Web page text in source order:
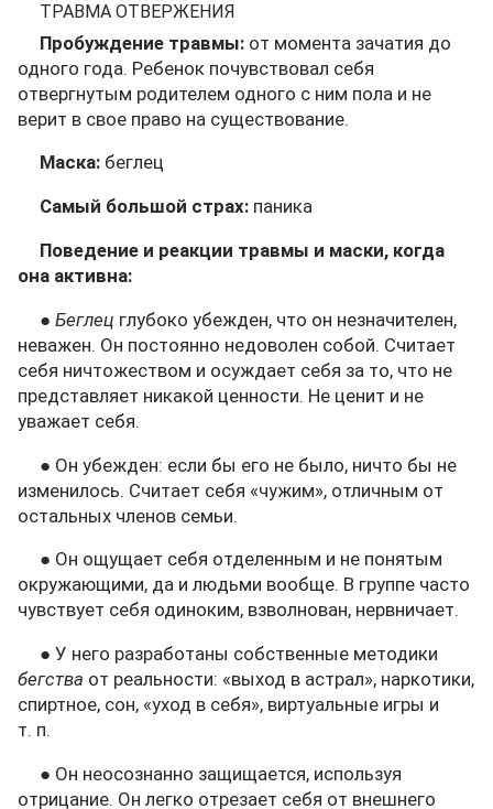
ТРАВМА ОТВЕРЖЕНИЯ
Пробуждение травмы: от момента зачатия до
одного года. Ребенок почувствовал себя
отвергнутым родителем одного с ним пола и не
верит в свое право на существование.
Маска: беглец
Самый большой страх: паника
Поведение и реакции травмы и маски, когда
она активна:
● Беглец глубоко убежден, что он незначителен,
неважен. Он постоянно недоволен собой. Считает
себя ничтожеством и осуждает себя за то, что не
представляет никакой ценности. Не ценит и не
уважает себя.
● Он убежден: если бы его не было, ничто бы не
изменилось. Считает себя «чужим», отличным от
остальных членов семьи.
● Он ощущает себя отделенным и не понятым
окружающими, да и людьми вообще. В группе часто
чувствует себя одиноким, взволнован, нервничает.
● У него разработаны собственные методики
бегства от реальности: «выход в астрал», наркотики,
спиртное, сон, «уход в себя», виртуальные игры и
т. п.
● Он неосознанно защищается, используя
отрицание. Он легко отрезает себя от внешнего